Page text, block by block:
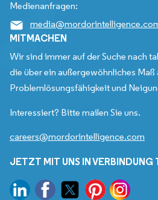
Medienanfragen:
MITMACHEN
Wir sind immer auf der Suche nach
die über ein außergewöhnliches Maß
Problemlösungsfähigkeit und
Interessiert? Bitte mailen Sie uns.
careers@mordorintelligence.com
JETZT MIT UNS IN VERBINDUNG